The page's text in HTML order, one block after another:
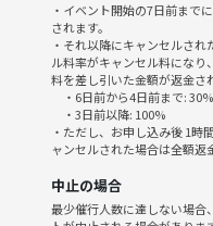
・イベント開始の7日前まで
されます。
・それ以降にキャンセルさ
ル料率がキャンセル料にな
料を差し引いた金額が返金さ
・6日前から4日前まで: 30%
・3日前以降: 100%
・ただし、お申し込み後 1時
ャンセルされた場合は全額返
中止の場合
最少催行人数に達しない場合